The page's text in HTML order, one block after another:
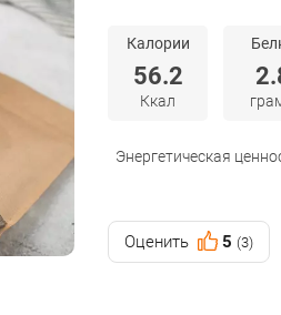
Калории
56.2
Ккал
Энергетическая
Оценить 5 (3)